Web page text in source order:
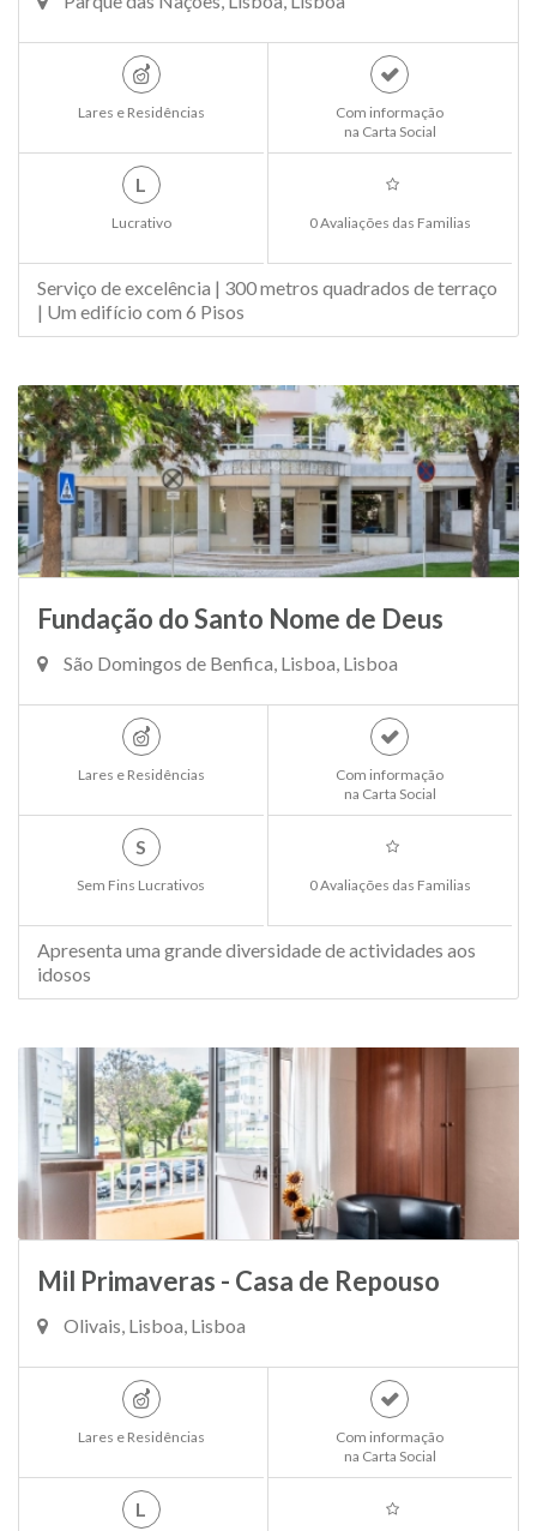
Lares e Residências
Com informação
na Carta Social
L
Lucrativo 0 Avaliações das Familias
Serviço de excelência | 300 metros quadrados de terraço
| Um edifício com 6 Pisos
Fundação do Santo Nome de Deus
São Domingos de Benfica, Lisboa, Lisboa
Lares e Residências
Com informação
na Carta Social
S
Sem Fins Lucrativos 0 Avaliações das Familias
Apresenta uma grande diversidade de actividades aos
idosos
Mil Primaveras - Casa de Repouso
Olivais, Lisboa, Lisboa
Lares e Residências
Com informação
na Carta Social
L